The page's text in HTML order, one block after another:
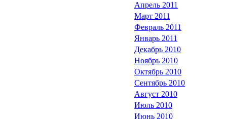
Апрель 2011
Март 2011
Февраль 2011
Январь 2011
Декабрь 2010
Ноябрь 2010
Октябрь 2010
Сентябрь 2010
Август 2010
Июль 2010
Июнь 2010